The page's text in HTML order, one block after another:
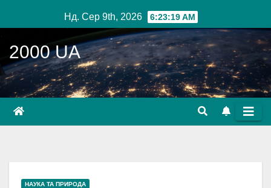
до
вмісту
Нд. Сер 9th, 2026 6:23:20 AM
2000 UA
НАУКА ТА ПРИРОДА